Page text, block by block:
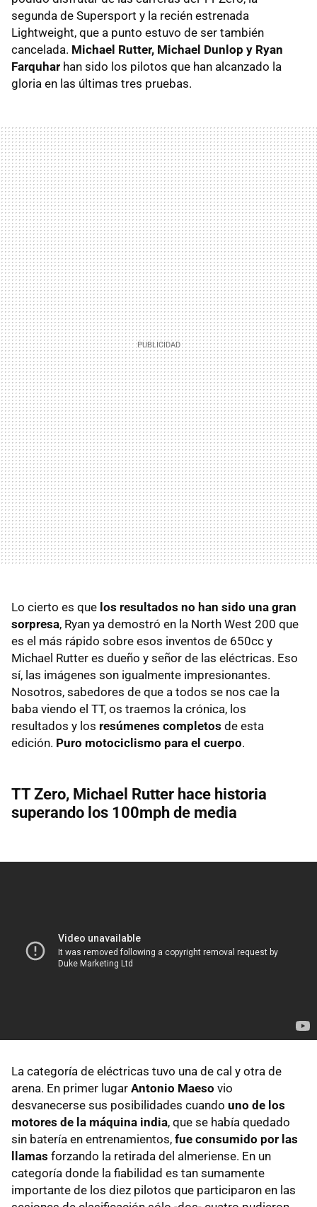
segunda de Supersport y la recién estrenada
Lightweight, que a punto estuvo de ser también
cancelada. Michael Rutter, Michael Dunlop y Ryan
Farquhar han sido los pilotos que han alcanzado la
gloria en las últimas tres pruebas.
Lo cierto es que los resultados no han sido una gran
sorpresa, Ryan ya demostró en la North West 200 que
es el más rápido sobre esos inventos de 650cc y
Michael Rutter es dueño y señor de las eléctricas. Eso
sí, las imágenes son igualmente impresionantes.
Nosotros, sabedores de que a todos se nos cae la
baba viendo el TT, os traemos la crónica, los
resultados y los resúmenes completos de esta
edición. Puro motociclismo para el cuerpo.
TT Zero, Michael Rutter hace historia
superando los 100mph de media
La categoría de eléctricas tuvo una de cal y otra de
arena. En primer lugar Antonio Maeso vio
desvanecerse sus posibilidades cuando uno de los
motores de la máquina india, que se había quedado
sin batería en entrenamientos, fue consumido por las
llamas forzando la retirada del almeriense. En un
categoría donde la fiabilidad es tan sumamente
importante de los diez pilotos que participaron en las